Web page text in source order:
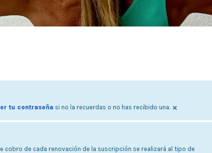
tu contraseña si no la recuerdas o no has recibido una. ×
cobro de cada renovación de la suscripción se realizará al tipo de